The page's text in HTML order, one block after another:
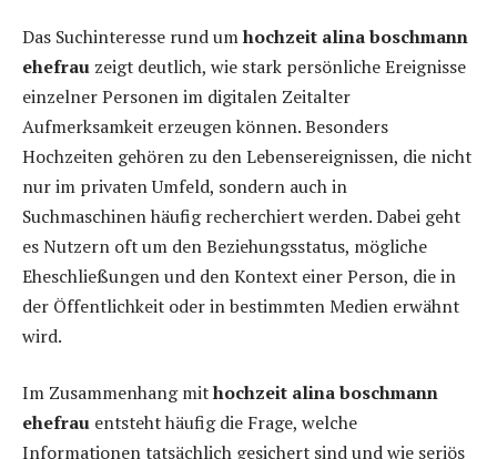
Das Suchinteresse rund umhochzeit alina boschmann
ehefrau zeigt deutlich, wie stark persönliche Ereignisse
einzelner Personen im digitalen Zeitalter
Aufmerksamkeit erzeugen können. Besonders
Hochzeiten gehören zu den Lebensereignissen, die nicht
nur im privaten Umfeld, sondern auch in
Suchmaschinen häufig recherchiert werden. Dabei geht
es Nutzern oft um den Beziehungsstatus, mögliche
Eheschließungen und den Kontext einer Person, die in
der Öffentlichkeit oder in bestimmten Medien erwähnt
wird.
Im Zusammenhang mithochzeit alina boschmann
ehefrau entsteht häufig die Frage, welche
Informationen tatsächlich gesichert sind und wie seriös